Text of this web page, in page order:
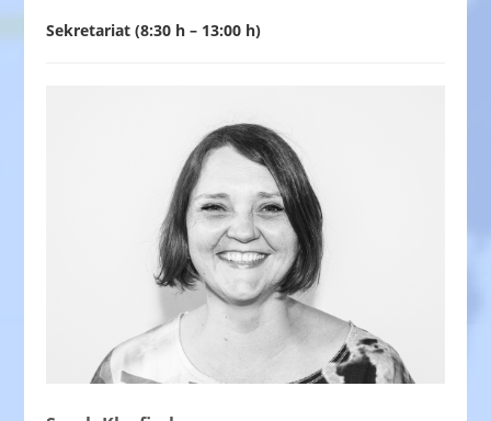
Sekretariat (8:30 h – 13:00 h)